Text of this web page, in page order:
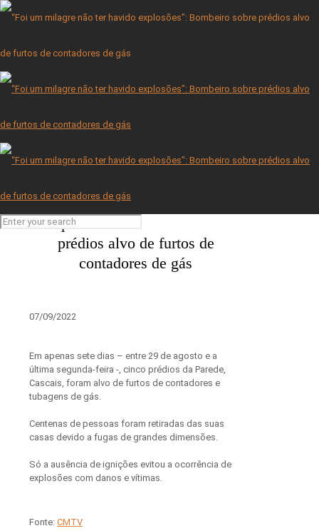
Furto de contadores de gás leva à evacuação de 250 pessoas
em hora e meia na Parede
A Família Bateira
“Foi um milagre não ter havido
explosões”: Bombeiro sobre
prédios alvo de furtos de
contadores de gás
07/09/2022
Em apenas sete dias – entre 29 de agosto e a
última segunda-feira -, cinco prédios da Parede,
Cascais, foram alvo de furtos de contadores e
tubagens de gás.
Centenas de pessoas foram retiradas das suas
casas devido a fugas de grandes dimensões.
Só a ausência de ignições evitou a ocorrência de
explosões com danos e vítimas.
Fonte: CMTV